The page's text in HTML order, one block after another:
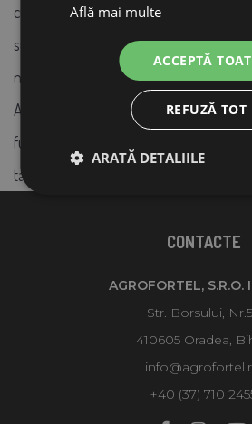
curcan și pui proaspăt. Până la
surse animale de înaltă calitate,
nutrițională ridicată și o digestibilitate
Această hrană combină
ingrediente
funcționale
tale.
CONTACTE
AGROFORTEL, S.R.O.
Str. Borsului,
410605 Oradea,
+40 (37) 710
Află mai multe
ACCEPTĂ
REFUZĂ TOT
ARATĂ DETALIILE